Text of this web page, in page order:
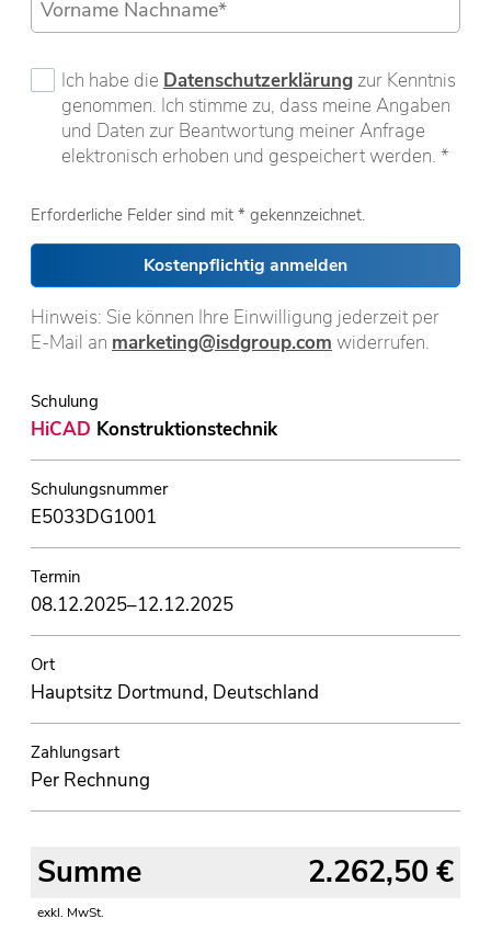
Ich habe die Datenschutzerklärungzur Kenntnis
genommen. Ich stimme zu, dass meine Angaben
und Daten zur Beantwortung meiner Anfrage
elektronisch erhoben und gespeichert werden. *
Erforderliche Felder sind mit * gekennzeichnet.
Kostenpflichtig anmelden
Hinweis: Sie können Ihre Einwilligung jederzeit per
E-Mail an marketing@isdgroup.com widerrufen.
Schulung
HiCAD Konstruktionstechnik
Schulungsnummer
E5033DG1001
Termin
08.12.2025–12.12.2025
Ort
Hauptsitz Dortmund, Deutschland
Zahlungsart
Per Rechnung
Summe 2.262,50 €
exkl. MwSt.